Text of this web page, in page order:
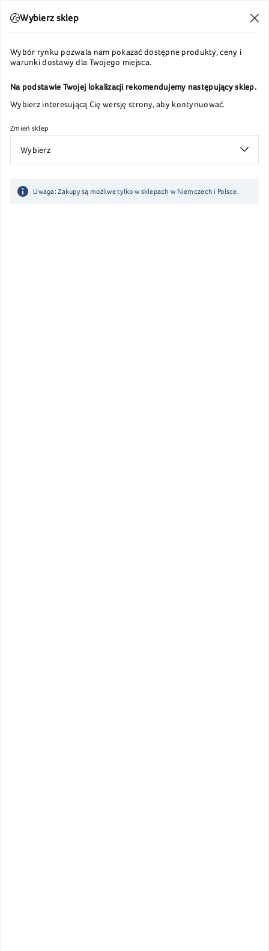
Wybierz sklep
Wybór rynku pozwala nam pokazać dostępne produkty, ceny i
warunki dostawy dla Twojego miejsca.
Na podstawie Twojej lokalizacji rekomendujemy następujący sklep.
Wybierz interesującą Cię wersję strony, aby kontynuować.
Zmień sklep
Wybierz
Uwaga: Zakupy są możliwe tylko w sklepach w Niemczech i Polsce.